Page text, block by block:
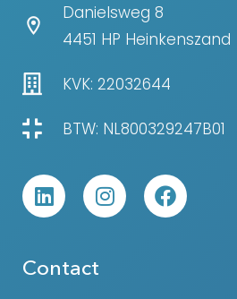
Danielsweg 8
4451 HP Heinkenszand
KVK: 22032644
BTW: NL800329247B01
Contact